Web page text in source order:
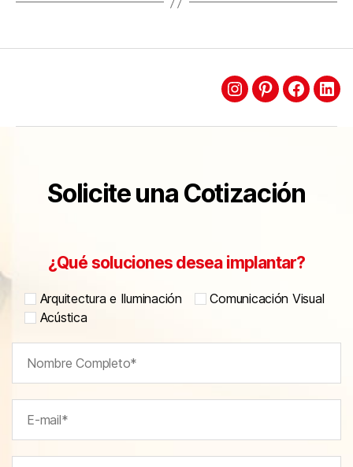
Solicite una Cotización
¿Qué soluciones desea implantar?
Arquitectura e Iluminación
Comunicación Visual
Acústica